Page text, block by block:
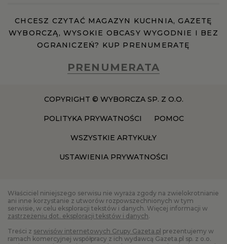
CHCESZ CZYTAĆ MAGAZYN KUCHNIA, GAZETĘ
WYBORCZĄ, WYSOKIE OBCASY WYGODNIE I BEZ
OGRANICZEŃ? KUP PRENUMERATĘ
PRENUMERATA
COPYRIGHT © WYBORCZA SP. Z O.O.
POLITYKA PRYWATNOŚCI POMOC
WSZYSTKIE ARTYKUŁY
USTAWIENIA PRYWATNOŚCI
Właściciel niniejszego serwisu nie wyraża zgody na zwielokrotnianie
ani inne korzystanie z utworów rozpowszechnionych w tym
serwisie, w celu eksploracji tekstów i danych. Więcej informacji w
zastrzeżeniu dot. eksploracji tekstów i danych.
Treści z serwisów internetowych Grupy Gazeta.pl prezentujemy w
ramach komercyjnej współpracy z ich wydawcą Gazeta.pl sp. z o.o.